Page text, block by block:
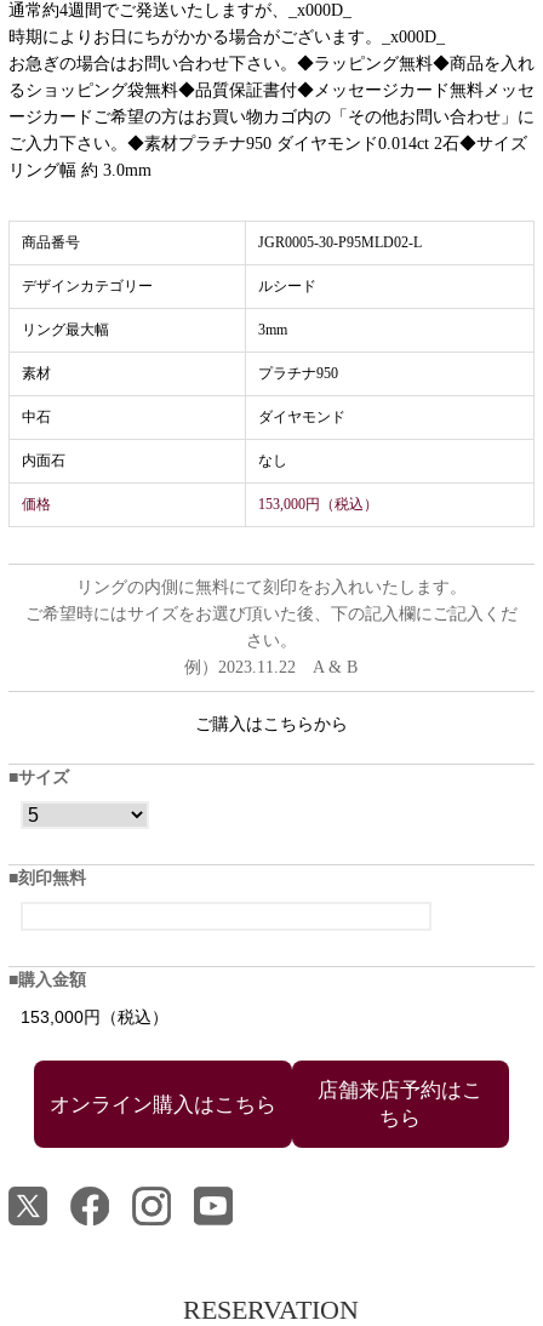
通常約4週間でご発送いたしますが、_x000D_
時期によりお日にちがかかる場合がございます。_x000D_
お急ぎの場合はお問い合わせ下さい。◆ラッピング無料◆商品を入れ
るショッピング袋無料◆品質保証書付◆メッセージカード無料メッセ
ージカードご希望の方はお買い物カゴ内の「その他お問い合わせ」に
ご入力下さい。◆素材プラチナ950 ダイヤモンド0.014ct 2石◆サイズ
リング幅 約 3.0mm
商品番号 JGR0005-30-P95MLD02-L
デザインカテゴリー ルシード
リング最大幅 3mm
素材 プラチナ950
中石 ダイヤモンド
内面石 なし
価格 153,000円（税込）
リングの内側に無料にて刻印をお入れいたします。
ご希望時にはサイズをお選び頂いた後、下の記入欄にご記入くだ
さい。
例）2023.11.22 A & B
ご購入はこちらから
サイズ
刻印無料
購入金額
153,000円（税込）
店舗来店予約はこ
ちら
RESERVATION